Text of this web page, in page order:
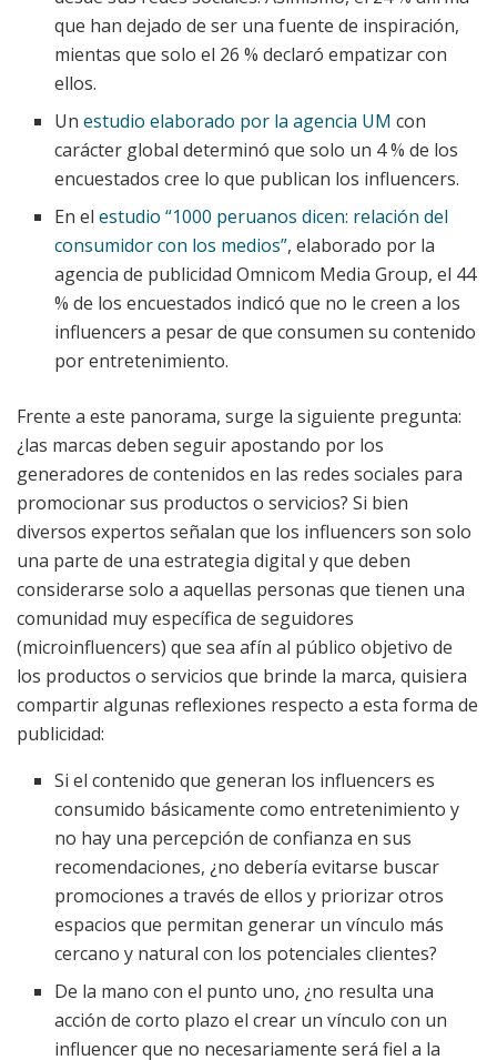
que han dejado de ser una fuente de inspiración,
mientas que solo el 26 % declaró empatizar con
ellos.
Unestudio elaborado por la agencia UM con
carácter global determinó que solo un 4 % de los
encuestados cree lo que publican los influencers.
En elestudio “1000 peruanos dicen: relación del
consumidor con los medios”, elaborado por la
agencia de publicidad Omnicom Media Group, el 44
% de los encuestados indicó que no le creen a los
influencers a pesar de que consumen su contenido
por entretenimiento.
Frente a este panorama, surge la siguiente pregunta:
¿las marcas deben seguir apostando por los
generadores de contenidos en las redes sociales para
promocionar sus productos o servicios? Si bien
diversos expertos señalan que los influencers son solo
una parte de una estrategia digital y que deben
considerarse solo a aquellas personas que tienen una
comunidad muy específica de seguidores
(microinfluencers) que sea afín al público objetivo de
los productos o servicios que brinde la marca, quisiera
compartir algunas reflexiones respecto a esta forma de
publicidad:
Si el contenido que generan los influencers es
consumido básicamente como entretenimiento y
no hay una percepción de confianza en sus
recomendaciones, ¿no debería evitarse buscar
promociones a través de ellos y priorizar otros
espacios que permitan generar un vínculo más
cercano y natural con los potenciales clientes?
De la mano con el punto uno, ¿no resulta una
acción de corto plazo el crear un vínculo con un
influencer que no necesariamente será fiel a la